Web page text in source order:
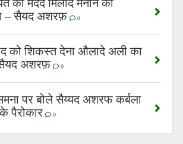
की मदद मिलाद मनाने का
– सैयद अशरफ़ 0
को शिकस्त देना औलादे अली का
अशरफ़ 0
पर बोले सैय्यद अशरफ कर्बला
पैरोकार 0